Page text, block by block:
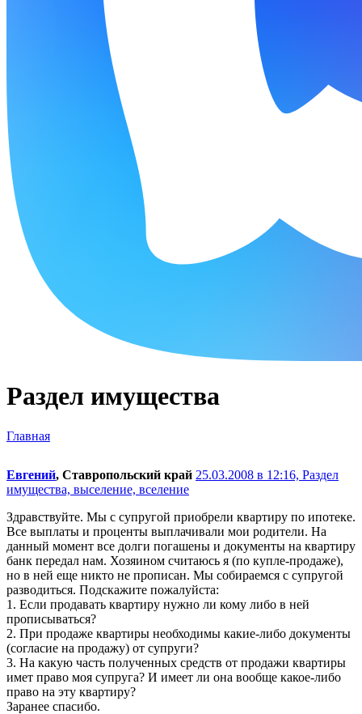
Раздел имущества
Главная
Евгений, Ставропольский край 25.03.2008 в 12:16, Раздел
имущества, выселение, вселение
Здравствуйте. Мы с супругой приобрели квартиру по ипотеке.
Все выплаты и проценты выплачивали мои родители. На
данный момент все долги погашены и документы на квартиру
банк передал нам. Хозяином считаюсь я (по купле-продаже),
но в ней еще никто не прописан. Мы собираемся с супругой
разводиться. Подскажите пожалуйста:
1. Если продавать квартиру нужно ли кому либо в ней
прописываться?
2. При продаже квартиры необходимы какие-либо документы
(согласие на продажу) от супруги?
3. На какую часть полученных средств от продажи квартиры
имет право моя супруга? И имеет ли она вообще какое-либо
право на эту квартиру?
Заранее спасибо.